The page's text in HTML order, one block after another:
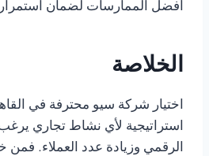
أفضل الممارسات لضمان استمرار
الخلاصة
اختيار شركة سيو محترفة في
استراتيجية لأي نشاط تجاري
الرقمي وزيادة عدد العملاء. فمن